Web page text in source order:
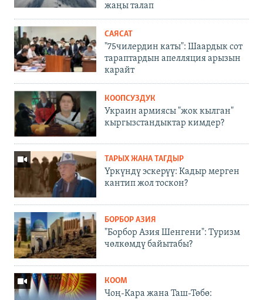
жаңы талап
САЯСАТ
"75чилердин каты": Шаардык сот
тараптардын апелляция арызын
карайт
КООПСУЗДУК
Украин армиясы "жок кылган"
кыргызстандыктар кимдер?
ТАРЫХ ЖАНА ТАГДЫР
Үркүндү эскерүү: Кадыр мерген
кантип жол тоскон?
БОРБОР АЗИЯ
"Борбор Азия Шенгени": Туризм
чөлкөмдү байытабы?
КООМ
Чоң-Кара жана Таш-Төбө: